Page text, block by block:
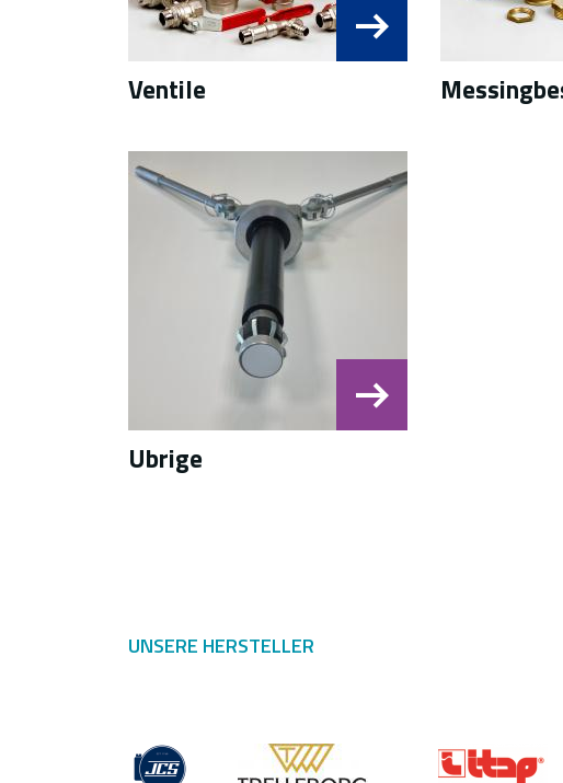
Ventile
Ubrige
UNSERE HERSTELLER